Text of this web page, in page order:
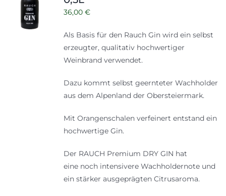
36,00 €
Als Basis für den Rauch Gin wird ein selbst
erzeugter, qualitativ hochwertiger
Weinbrand verwendet.
Dazu kommt selbst geernteter Wachholder
aus dem Alpenland der Obersteiermark.
Mit Orangenschalen verfeinert entstand ein
hochwertige Gin.
Der RAUCH Premium DRY GIN hat
eine noch intensivere Wachholdernote und
ein stärker ausgeprägten Citrusaroma.